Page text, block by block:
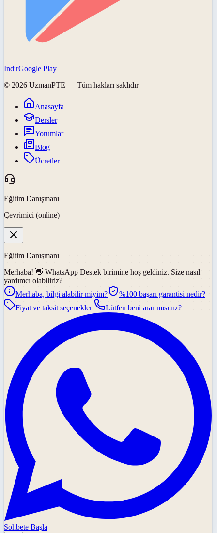
İndirGoogle Play
© 2026 UzmanPTE — Tüm hakları saklıdır.
Anasayfa
Dersler
Yorumlar
Blog
Ücretler
Eğitim Danışmanı
Çevrimiçi (online)
Eğitim Danışmanı
Merhaba! 👋 WhatsApp Destek birimine hoş geldiniz. Size nasıl
yardımcı olabiliriz?
Merhaba, bilgi alabilir miyim?
%100 başarı garantisi nedir?
Fiyat ve taksit seçenekleri
Lütfen beni arar mısınız?
Sohbete Başla